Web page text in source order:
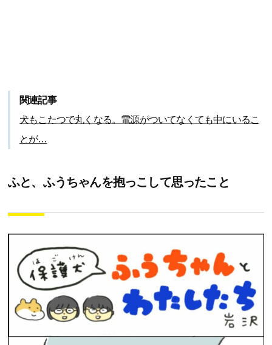
関連記事
犬もこたつで丸くなる。電源がついてなくても中にいるこ
とが…
ふと、ふうちゃんを抱っこして思ったこと